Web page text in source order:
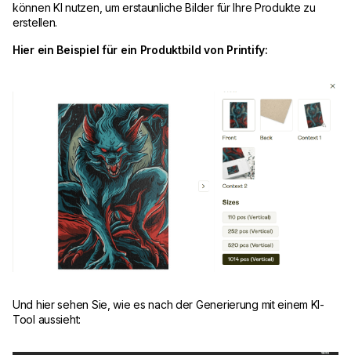
können KI nutzen, um erstaunliche Bilder für Ihre Produkte zu
erstellen.
Hier ein Beispiel für ein Produktbild von Printify:
Und hier sehen Sie, wie es nach der Generierung mit einem KI-
Tool aussieht: